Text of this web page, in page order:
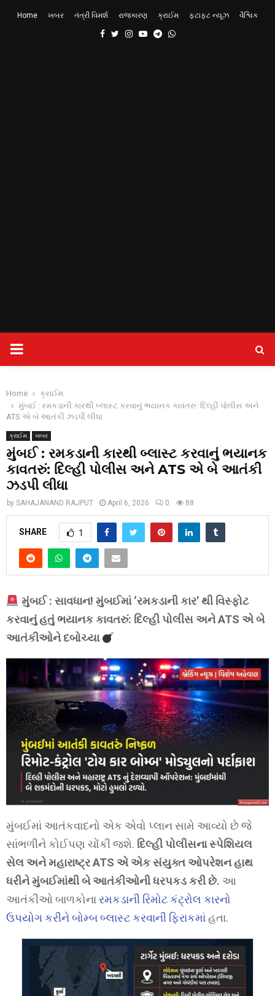
Home ખબર તંત્રી વિમર્શ રાજકારણ ક્રાઈમ ફટાફટ ન્યૂઝ વૈશ્વિક
Facebook
TwitterInstagram
YoutubeTelegram
Whatsapp
PRIMARY
Home
ક્રાઈમ
મુંબઈ : રમકડાની કારથી બ્લાસ્ટ કરવાનું ભયાનક કાવતરું: દિલ્હી પોલીસ અને
ATS એ બે આતંકી ઝડપી લીધા
ક્રાઈમ ખબર
મુંબઈ : રમકડાની કારથી બ્લાસ્ટ કરવાનું ભયાનક
કાવતરું: દિલ્હી પોલીસ અને ATS એ બે આતંકી
ઝડપી લીધા
by SAHAJANAND RAJPUT April 6, 2026 0 88
SHARE 1
મુંબઈ : સાવધાન! મુંબઈમાં ‘રમકડાની કાર’ થી વિસ્ફોટ
કરવાનું હતું ભયાનક કાવતરું: દિલ્હી પોલીસ અને ATS એ બે
આતંકીઓને દબોચ્યા
મુંબઈમાં આતંકવાદનો એક એવો પ્લાન સામે આવ્યો છે જે
સાંભળીને કોઈપણ ચોંકી જશે. દિલ્હી પોલીસના સ્પેશિયલ
સેલ અને મહારાષ્ટ્ર ATS એ એક સંયુક્ત ઓપરેશન હાથ
ધરીને મુંબઈમાંથી બે આતંકીઓની ધરપકડ કરી છે. આ
આતંકીઓ બાળકોનારમકડાની રિમોટ કંટ્રોલ કારનો
ઉપયોગ કરીને બોમ્બ બ્લાસ્ટ કરવાની ફિરાકમાંહતા.